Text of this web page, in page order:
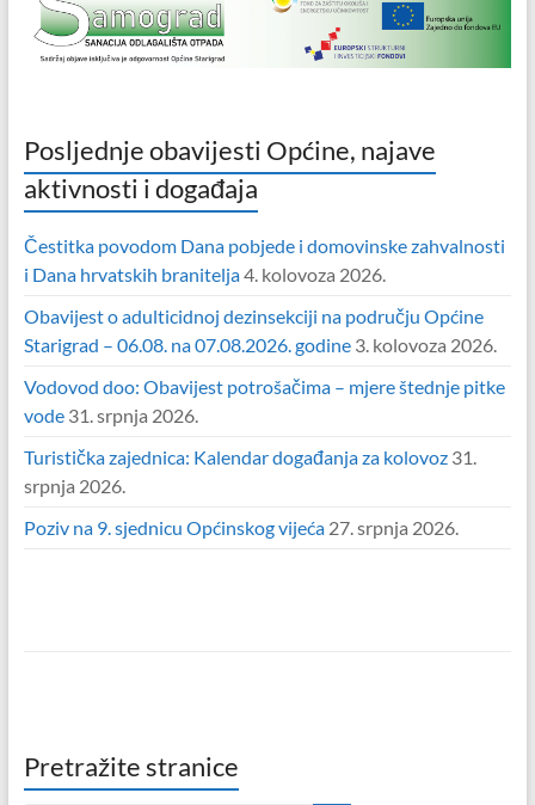
Posljednje obavijesti Općine, najave
aktivnosti i događaja
Čestitka povodom Dana pobjede i domovinske zahvalnosti
i Dana hrvatskih branitelja4. kolovoza 2026.
Obavijest o adulticidnoj dezinsekciji na području Općine
Starigrad – 06.08. na 07.08.2026. godine 3. kolovoza 2026.
Vodovod doo: Obavijest potrošačima – mjere štednje pitke
vode 31. srpnja 2026.
Turistička zajednica: Kalendar događanja za kolovoz 31.
srpnja 2026.
Poziv na 9. sjednicu Općinskog vijeća 27. srpnja 2026.
Pretražite stranice